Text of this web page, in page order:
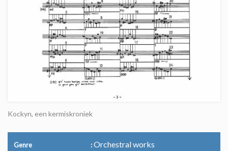
Kockyn, een kermiskroniek
Genre Orchestral works